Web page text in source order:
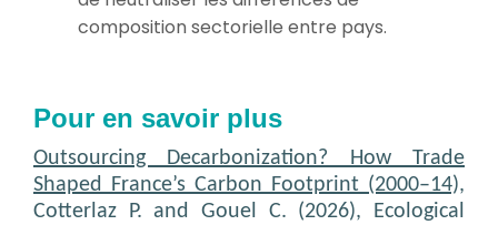
composition sectorielle entre pays.
Pour en savoir plus
Outsourcing Decarbonization? How Trade
Shaped France’s Carbon Footprint (2000–14),
Cotterlaz P. and Gouel C. (2026), Ecological